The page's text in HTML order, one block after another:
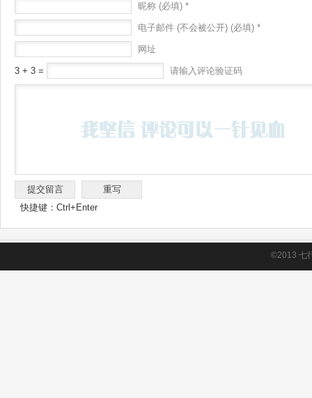
昵称 (必填) *
电子邮件 (不会被公开) (必填) *
网址
3 + 3 = 请输入评论验证码
快捷键：Ctrl+Enter
©2013 七